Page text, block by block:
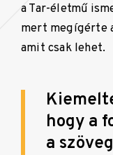
a Tar-életmű
mert megígérte
amit csak lehet.
hogy a
a